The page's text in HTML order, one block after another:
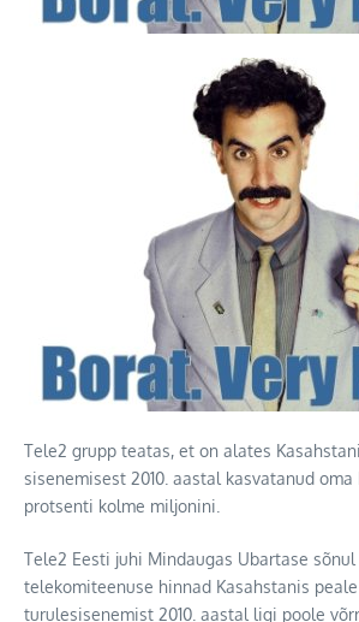
Tele2 grupp teatas, et on alates
sisenemisest 2010. aastal kasvatanud
protsenti kolme miljonini.
Tele2 Eesti juhi Mindaugas Ubartase
telekomiteenuse hinnad Kasahstanis
turulesisenemist 2010. aastal ligi poole